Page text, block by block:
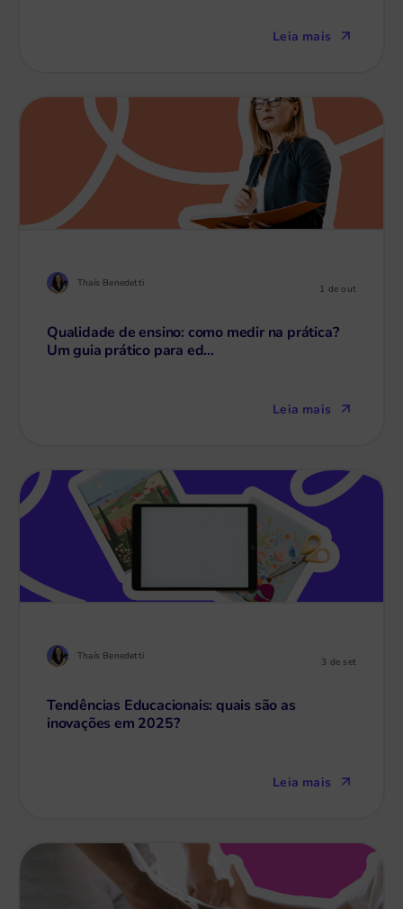
Leia mais
Thaís Benedetti 1 de out
Qualidade de ensino: como medir na prática?
Um guia prático para ed...
Leia mais
Thaís Benedetti 3 de set
Tendências Educacionais: quais são as
inovações em 2025?
Leia mais